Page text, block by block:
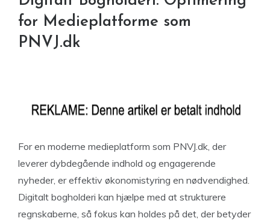
for Medieplatforme som
PNVJ.dk
For en moderne medieplatform som PNVJ.dk, der
leverer dybdegående indhold og engagerende
nyheder, er effektiv økonomistyring en nødvendighed.
Digitalt bogholderi kan hjælpe med at strukturere
regnskaberne, så fokus kan holdes på det, der betyder